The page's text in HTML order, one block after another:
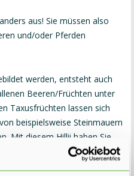
aus! Sie müssen also
und/oder Pferden
werden, entsteht auch
Beeren/Früchten unter
Taxusfrüchten lassen sich
beispielsweise Steinmauern
Mit diesem Hillii haben Sie